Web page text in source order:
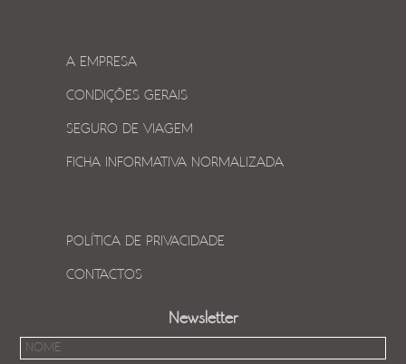
A EMPRESA
CONDIÇÕES GERAIS
SEGURO DE VIAGEM
FICHA INFORMATIVA NORMALIZADA
POLÍTICA DE PRIVACIDADE
CONTACTOS
Newsletter